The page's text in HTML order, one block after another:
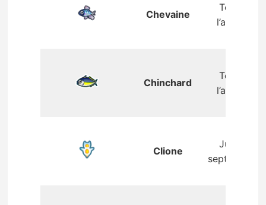
Chevaine
Toute
l’année
Chinchard
Toute
l’année
Clione
Juin –
septembre